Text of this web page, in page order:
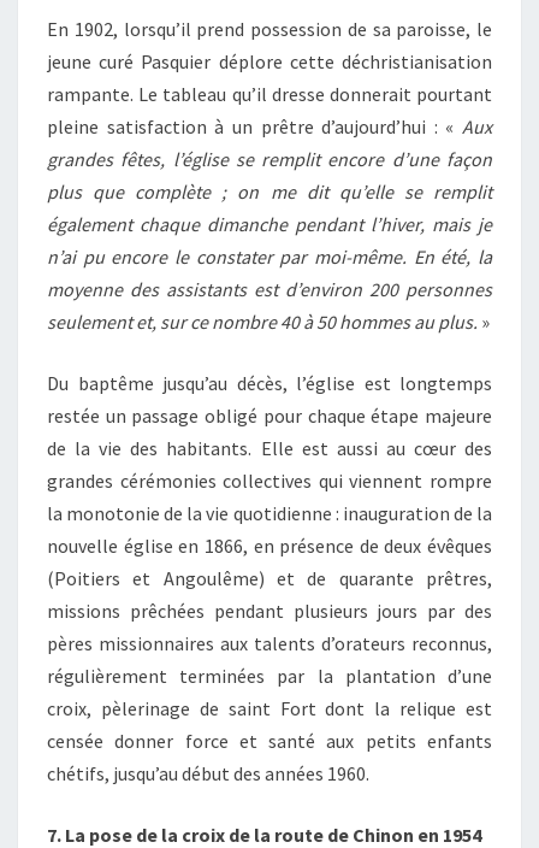
En 1902, lorsqu’il prend possession de sa paroisse, le
jeune curé Pasquier déplore cette déchristianisation
rampante. Le tableau qu’il dresse donnerait pourtant
pleine satisfaction à un prêtre d’aujourd’hui : « Aux
grandes fêtes, l’église se remplit encore d’une façon
plus que complète ; on me dit qu’elle se remplit
également chaque dimanche pendant l’hiver, mais je
n’ai pu encore le constater par moi-même. En été, la
moyenne des assistants est d’environ 200 personnes
seulement et, sur ce nombre 40 à 50 hommes au plus. »
Du baptême jusqu’au décès, l’église est longtemps
restée un passage obligé pour chaque étape majeure
de la vie des habitants. Elle est aussi au cœur des
grandes cérémonies collectives qui viennent rompre
la monotonie de la vie quotidienne : inauguration de la
nouvelle église en 1866, en présence de deux évêques
(Poitiers et Angoulême) et de quarante prêtres,
missions prêchées pendant plusieurs jours par des
pères missionnaires aux talents d’orateurs reconnus,
régulièrement terminées par la plantation d’une
croix, pèlerinage de saint Fort dont la relique est
censée donner force et santé aux petits enfants
chétifs, jusqu’au début des années 1960.
7. La pose de la croix de la route de Chinon en 1954